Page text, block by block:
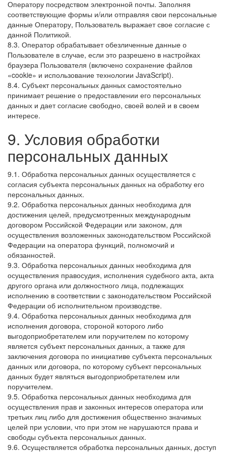
Оператору посредством электронной почты. Заполняя
соответствующие формы и/или отправляя свои персональные
данные Оператору, Пользователь выражает свое согласие с
данной Политикой.
8.3. Оператор обрабатывает обезличенные данные о
Пользователе в случае, если это разрешено в настройках
браузера Пользователя (включено сохранение файлов
«cookie» и использование технологии JavaScript).
8.4. Субъект персональных данных самостоятельно
принимает решение о предоставлении его персональных
данных и дает согласие свободно, своей волей и в своем
интересе.
9. Условия обработки
персональных данных
9.1. Обработка персональных данных осуществляется с
согласия субъекта персональных данных на обработку его
персональных данных.
9.2. Обработка персональных данных необходима для
достижения целей, предусмотренных международным
договором Российской Федерации или законом, для
осуществления возложенных законодательством Российской
Федерации на оператора функций, полномочий и
обязанностей.
9.3. Обработка персональных данных необходима для
осуществления правосудия, исполнения судебного акта, акта
другого органа или должностного лица, подлежащих
исполнению в соответствии с законодательством Российской
Федерации об исполнительном производстве.
9.4. Обработка персональных данных необходима для
исполнения договора, стороной которого либо
выгодоприобретателем или поручителем по которому
является субъект персональных данных, а также для
заключения договора по инициативе субъекта персональных
данных или договора, по которому субъект персональных
данных будет являться выгодоприобретателем или
поручителем.
9.5. Обработка персональных данных необходима для
осуществления прав и законных интересов оператора или
третьих лиц либо для достижения общественно значимых
целей при условии, что при этом не нарушаются права и
свободы субъекта персональных данных.
9.6. Осуществляется обработка персональных данных, доступ